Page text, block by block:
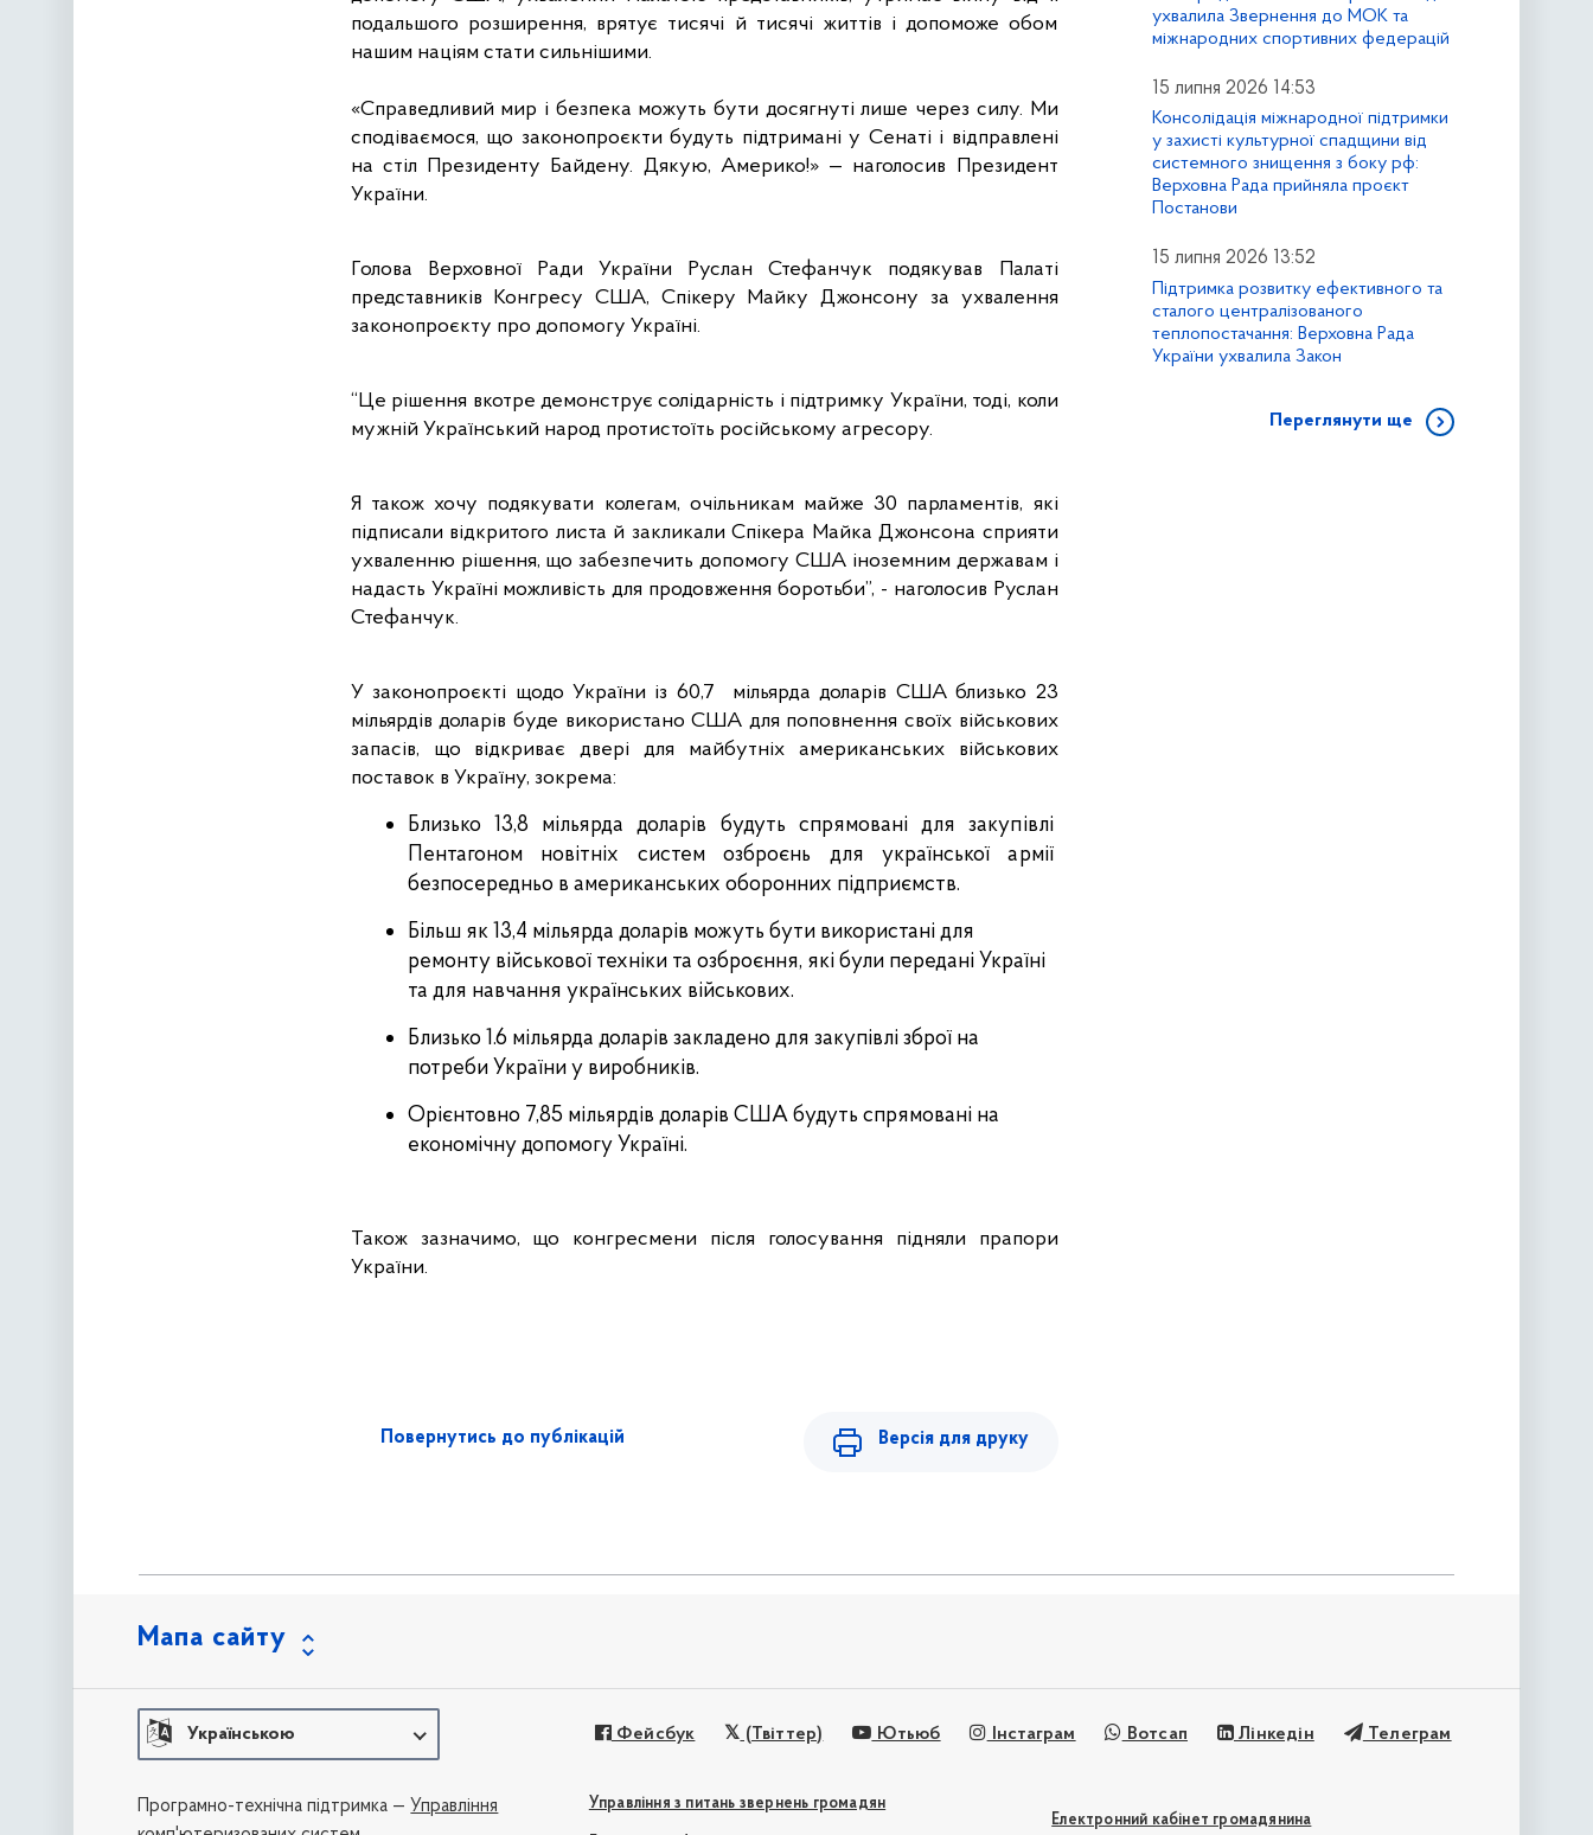
подальшого розширення, врятує тисячі й тисячі життів і допоможе обом
нашим націям стати сильнішими.
«Справедливий мир і безпека можуть бути досягнуті лише через силу. Ми
сподіваємося, що законопроєкти будуть підтримані у Сенаті і відправлені
на стіл Президенту Байдену. Дякую, Америко!» — наголосив Президент
України.
Голова Верховної Ради України Руслан Стефанчук подякував Палаті
представників Конгресу США, Спікеру Майку Джонсону за ухвалення
законопроєкту про допомогу Україні.
“Це рішення вкотре демонструє солідарність і підтримку України, тоді, коли
мужній Український народ протистоїть російському агресору.
Я також хочу подякувати колегам, очільникам майже 30 парламентів, які
підписали відкритого листа й закликали Спікера Майка Джонсона сприяти
ухваленню рішення, що забезпечить допомогу США іноземним державам і
надасть Україні можливість для продовження боротьби”, - наголосив Руслан
Стефанчук.
У законопроєкті щодо України із 60,7  мільярда доларів США близько 23
мільярдів доларів буде використано США для поповнення своїх військових
запасів, що відкриває двері для майбутніх американських військових
поставок в Україну, зокрема:
Близько 13,8 мільярда доларів будуть спрямовані для закупівлі
Пентагоном новітніх систем озброєнь для української армії
безпосередньо в американських оборонних підприємств.
Більш як 13,4 мільярда доларів можуть бути використані для
ремонту військової техніки та озброєння, які були передані Україні
та для навчання українських військових.
Близько 1.6 мільярда доларів закладено для закупівлі зброї на
потреби України у виробників.
Орієнтовно 7,85 мільярдів доларів США будуть спрямовані на
економічну допомогу Україні.
Також зазначимо, що конгресмени після голосування підняли прапори
України.
Повернутись до публікацій Версія для друку
ухвалила Звернення до МОК та
міжнародних спортивних федерацій
15 липня 2026 14:53
Консолідація міжнародної підтримки
у захисті культурної спадщини від
системного знищення з боку рф:
Верховна Рада прийняла проєкт
Постанови
15 липня 2026 13:52
Підтримка розвитку ефективного та
сталого централізованого
теплопостачання: Верховна Рада
України ухвалила Закон
Переглянути ще
Мапа сайту
Українською Фейсбук (Твіттер) Ютьюб Інстаграм Вотсап Лінкедін Телеграм
Управління з питань звернень громадян
Електронний кабінет громадянина
Програмно-технічна підтримка — Управління